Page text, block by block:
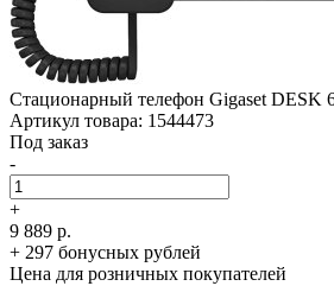
Стационарный телефон Gigaset DESK
Артикул товара: 1544473
Под заказ
-
+
9 889 р.
+ 297 бонусных рублей
Цена для розничных покупателей